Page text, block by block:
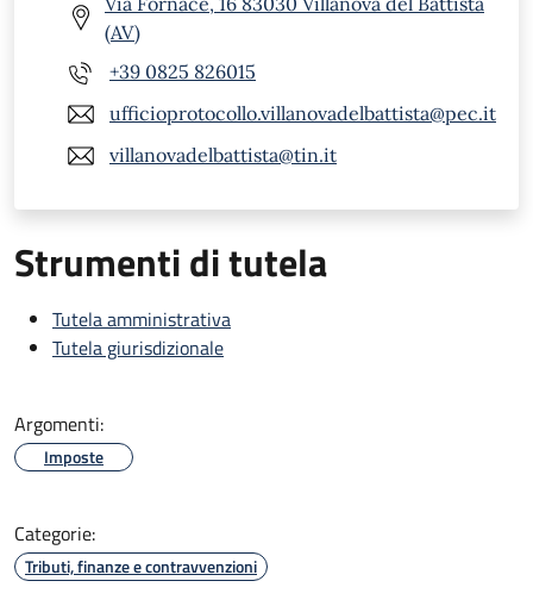
(AV)
+39 0825 826015
ufficioprotocollo.villanovadelbattista@pec.it
villanovadelbattista@tin.it
Strumenti di tutela
Tutela amministrativa
Tutela giurisdizionale
Argomenti:
Imposte
Categorie:
Tributi, finanze e contravvenzioni